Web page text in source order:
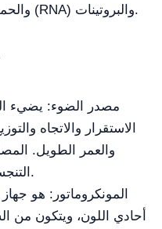
النووي (DNA) والحمض النووي الريبي (RNA) والبروتينات.
مصدر الضوء: يضيء
الاستقرار والاتجاه
والعمر الطويل.
التنجستن ومصباح قوس الزينون.
المونكروماتور: هو
أحادي اللون، ويتكون من